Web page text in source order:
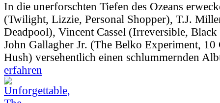
In die unerforschten Tiefen des Ozeans
(Twilight, Lizzie, Personal Shopper), T.J.
Deadpool), Vincent Cassel (Irreversible,
John Gallagher Jr. (The Belko Experiment,
Hush) versehentlich einen schlummernden
erfahren